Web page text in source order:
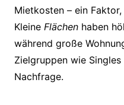
Mietkosten – ein
Kleine Flächenhaben
während große
Zielgruppen wie
Nachfrage.